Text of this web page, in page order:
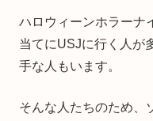
ハロウィーンホラーナ
当てにUSJに行く人が
手な人もいます。
そんな人たちのため、